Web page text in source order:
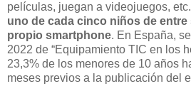
películas, juegan a videojuegos,
uno de cada cinco niños de entre
propio smartphone. En España,
2022 de “Equipamiento TIC en los
23,3% de los menores de 10 años
meses previos a la publicación del